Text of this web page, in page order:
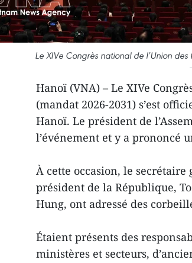
Le XIVe Congrès national de l’Union
Hanoï (VNA) – Le XIVe
(mandat 2026-2031) s’est
Hanoï. Le président de
l’événement et y a prononcé
À cette occasion, le
président de la République,
Hung, ont adressé des
Étaient présents des
ministères et secteurs,